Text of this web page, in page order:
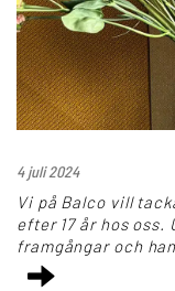
4 juli 2024
Vi på Balco vill
efter 17 år hos
framgångar och